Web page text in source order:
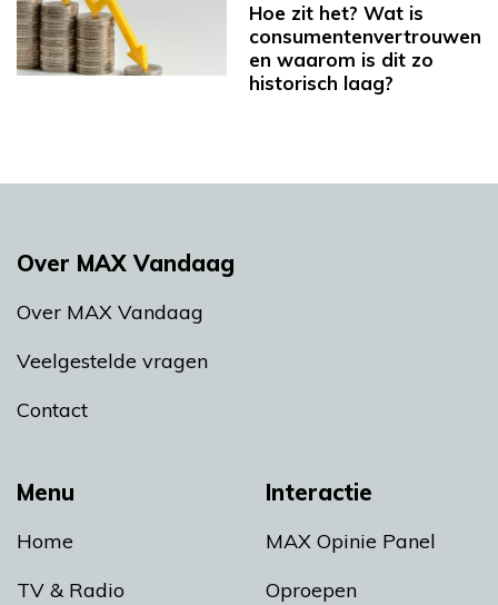
Hoe zit het? Wat is
consumentenvertrouwen
en waarom is dit zo
historisch laag?
Menu
Home
TV & Radio
Interactie
MAX Opinie Panel
Oproepen
Over MAX Vandaag
Over MAX Vandaag
Veelgestelde vragen
Contact